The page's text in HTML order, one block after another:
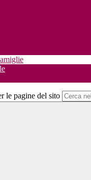
le pagine del sito